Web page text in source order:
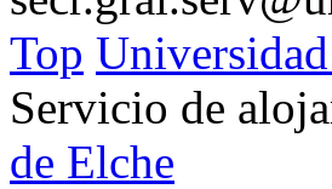
Top
Servicio de
de Elche